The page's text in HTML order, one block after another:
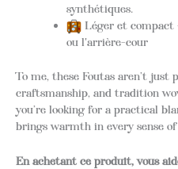
synthétiques.
Léger et compact
ou l'arrière-cour
To me, these Foutas aren’t just
craftsmanship, and tradition
you’re looking for a practical
brings warmth in every sense
En achetant ce produit, vous